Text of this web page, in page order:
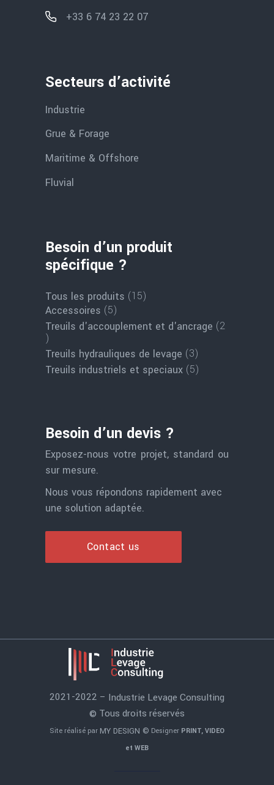
+33 6 74 23 22 07
Secteurs d’activité
Industrie
Grue & Forage
Maritime & Offshore
Fluvial
Besoin d’un produit
spécifique ?
Tous les produits 1515
Accessoires 55
produits
Treuils d'accouplement et d'ancrage 2
2
produits
Treuils hydrauliques de levage 33
produits
Treuils industriels et speciaux 55
Besoin d’un devis ?
Exposez-nous votre projet, standard ou
sur mesure.
Nous vous répondons rapidement avec
une solution adaptée.
Contact us
2021-2022 – Industrie Levage Consulting
© Tous droits réservés
Site réalisé par MY DESIGN © Designer PRINT, VIDEO
et WEB